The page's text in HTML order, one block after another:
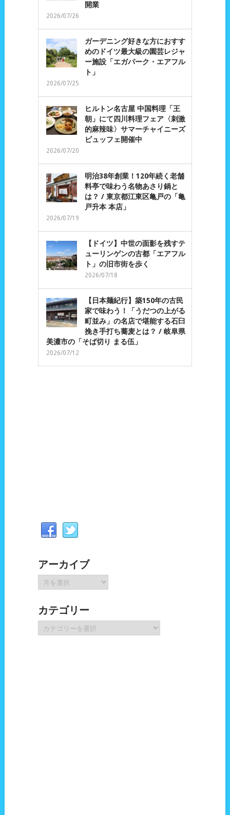
開業
2026/07/26
ガーデニング好きな方におすす
めのドイツ最大級の園芸レジャ
ー施設「エガパーク・エアフル
ト」
2026/07/25
ヒルトン名古屋 中国料理「王
朝」にて四川料理フェア〈刺激
的麻辣味〉サマーチャイニーズ
ビュッフェ開催中
2026/07/20
明治38年創業！120年続く老舗
料亭で味わう名物あさり鍋と
は？ / 東京都江東区亀戸の「亀
戸升本 本店」
2026/07/19
【ドイツ】中世の面影を残すテ
ューリンゲンの古都「エアフル
ト」の旧市街を歩く
2026/07/18
【日本麺紀行】築150年の古民
家で味わう！「うだつの上がる
町並み」の名店で堪能する石臼
挽き手打ち蕎麦とは？ / 岐阜県
美濃市の「そば切り まる伍」
2026/07/12
アーカイブ
ー
イ
ブ
カテゴリー
テ